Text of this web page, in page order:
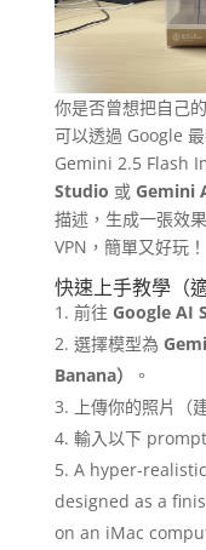
你是否曾想把自己
可以透過 Google
Gemini 2.5 Flash
Studio 或 Gemini
描述，生成一張效
VPN，簡單又好玩！
快速上手教學（
前往 Google AI
選擇模型為
Banana）
。
上傳你的照片（
輸入以下 prompt
A hyper-
designed as a
on an iMac